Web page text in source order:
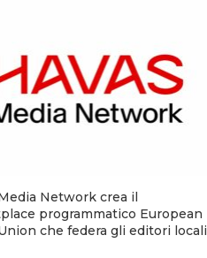
Network crea il
programmatico European
che federa gli editori locali